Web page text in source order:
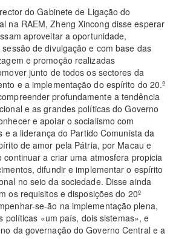
do Gabinete de Ligação do
na RAEM, Zheng Xincong disse esperar
aproveitar a oportunidade,
de divulgação e com base das
e promoção realizadas
junto de todos os sectores da
e a implementação do espírito do 20.º
profundamente a tendência
e as grandes políticas do Governo
e apoiar o socialismo com
e a liderança do Partido Comunista da
de amor pela Pátria, por Macau e
continuar a criar uma atmosfera propicia
difundir e implementar o espírito
no seio da sociedade. Disse ainda
os requisitos e disposições do 20º
se-ão na implementação plena,
políticas «um país, dois sistemas», e
da governação do Governo Central e a